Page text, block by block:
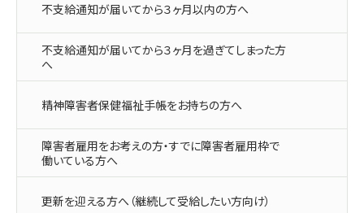
不支給通知が届いてから３ヶ月以内の方へ
不支給通知が届いてから３ヶ月を過ぎてしまった方
へ
精神障害者保健福祉手帳をお持ちの方へ
障害者雇用をお考えの方・すでに障害者雇用枠で
働いている方へ
更新を迎える方へ（継続して受給したい方向け）